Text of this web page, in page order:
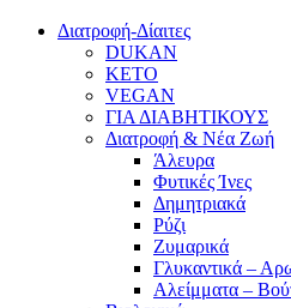
Διατροφή-Δίαιτες
DUKAN
KETO
VEGAN
ΓΙΑ ΔΙΑΒΗΤΙΚΟΥΣ
Διατροφή & Νέα Ζωή
Άλευρα
Φυτικές Ίνες
Δημητριακά
Ρύζι
Ζυμαρικά
Γλυκαντικά –
Αλείμματα –